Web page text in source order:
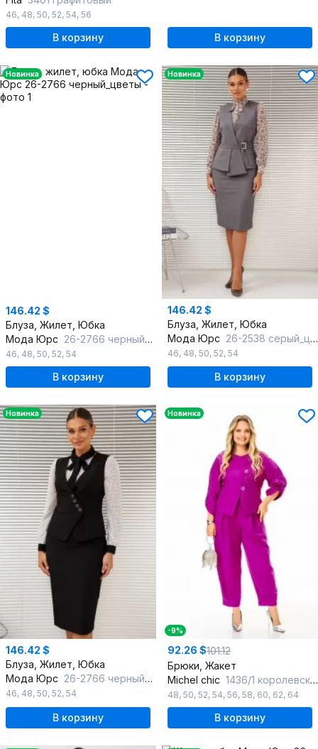
46, 48, 50, 52, 54, 56
В корзину В корзину
Новинка
146.42 $
Блуза, Жилет, Юбка
Мода Юрс 26-2766 черный_цветы
46, 48, 50, 52, 54
В корзину
Новинка
146.42 $
Блуза, Жилет, Юбка
Мода Юрс 26-2538 серый_цветы
46, 48, 50, 52, 54
В корзину
Новинка
146.42 $
Блуза, Жилет, Юбка
Мода Юрс 26-2766 черный_мелкий горох
46, 48, 50, 52, 54
В корзину
Новинка
-9%
92.26 $101.12
Брюки, Жакет
Michel chic 1436/1 королевский_пурпур
48, 50, 52, 54, 56, 58, 60, 62, 64
В корзину